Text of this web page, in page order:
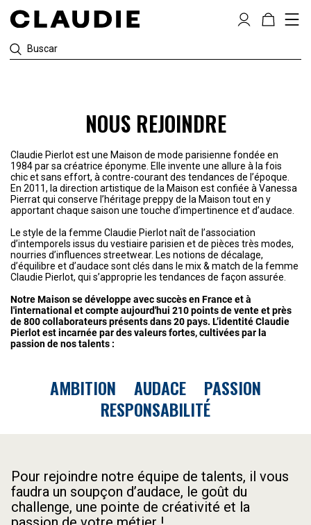
Buscar
NOUS REJOINDRE
Claudie Pierlot est une Maison de mode parisienne fondée en
1984 par sa créatrice éponyme. Elle invente une allure à la fois
chic et sans effort, à contre-courant des tendances de l’époque.
En 2011, la direction artistique de la Maison est confiée à Vanessa
Pierrat qui conserve l’héritage preppy de la Maison tout en y
apportant chaque saison une touche d’impertinence et d’audace.
Le style de la femme Claudie Pierlot naît de l’association
d’intemporels issus du vestiaire parisien et de pièces très modes,
nourries d’influences streetwear. Les notions de décalage,
d’équilibre et d’audace sont clés dans le mix & match de la femme
Claudie Pierlot, qui s’approprie les tendances de façon assurée.
Notre Maison se développe avec succès en France et à
l'international et compte aujourd'hui 210 points de vente et près
de 800 collaborateurs présents dans 20 pays. L’identité Claudie
Pierlot est incarnée par des valeurs fortes, cultivées par la
passion de nos talents :
AMBITION AUDACE PASSION
RESPONSABILITÉ
Pour rejoindre notre équipe de talents, il vous
faudra un soupçon d’audace, le goût du
challenge, une pointe de créativité et la